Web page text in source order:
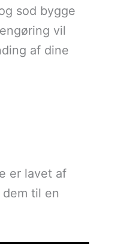
sod bygge
vil
af dine
er lavet af
til en